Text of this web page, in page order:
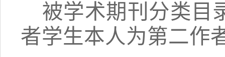
被学术期刊分类目
者学生本人为第二作